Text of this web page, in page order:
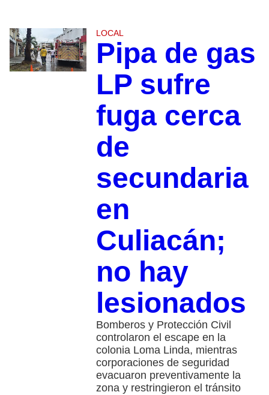
LOCAL
Pipa de gas
LP sufre
fuga cerca
de
secundaria
en
Culiacán;
no hay
lesionados
Bomberos y Protección Civil
controlaron el escape en la
colonia Loma Linda, mientras
corporaciones de seguridad
evacuaron preventivamente la
zona y restringieron el tránsito